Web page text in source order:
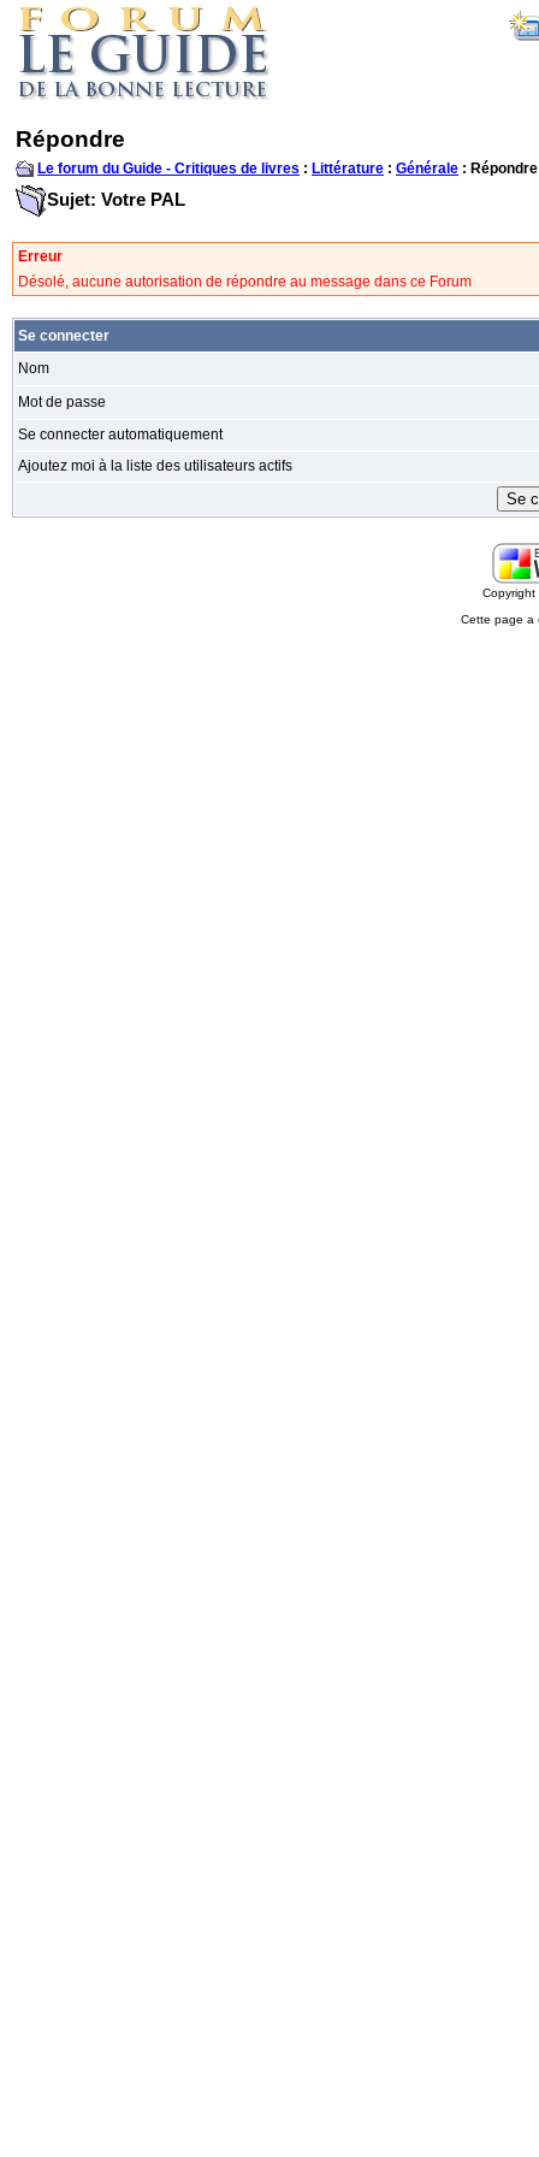
Répondre
Le forum du Guide - Critiques de livres : Littérature : Générale : Répondre
Sujet: Votre PAL
Erreur
Désolé, aucune autorisation de répondre au message dans ce Forum
Se connecter
Nom
Mot de passe
Se connecter automatiquement
Ajoutez moi à la liste des utilisateurs actifs
Cette page a